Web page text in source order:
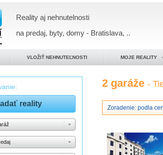
Reality aj nehnutelnosti
na predaj, byty, domy - Bratislava, ..
VLOŽIŤ NEHNUTEĽNOSTI MOJE REALITY
2 garáže-
Zoradenie: podla